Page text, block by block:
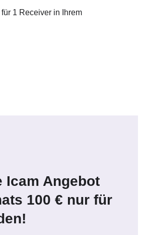
1 Receiver in Ihrem
Icam Angebot
100 € nur für